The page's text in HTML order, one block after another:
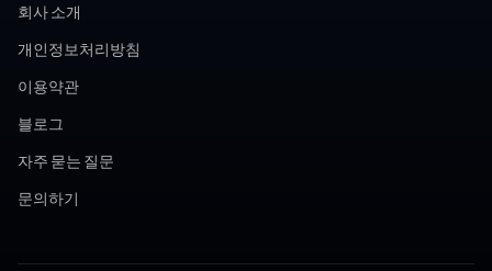
회사 소개
개인정보처리방침
이용약관
블로그
자주 묻는 질문
문의하기